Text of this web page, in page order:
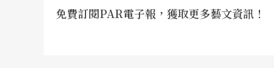
免費訂閱PAR電子報，獲取更多藝文資訊！